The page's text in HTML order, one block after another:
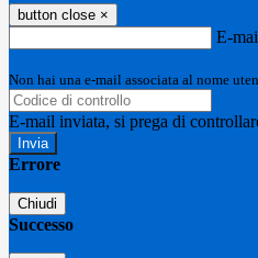
button close ×
E-
Non hai una e-mail associata al nome
E-mail inviata, si prega di
Errore
Chiudi
Successo